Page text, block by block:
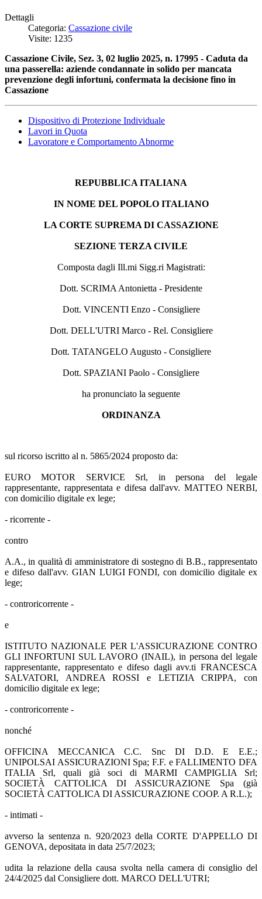
Dettagli
Categoria: Cassazione civile
Visite: 1235
Cassazione Civile, Sez. 3, 02 luglio 2025, n. 17995 - Caduta da
una passerella: aziende condannate in solido per mancata
prevenzione degli infortuni, confermata la decisione fino in
Cassazione
Dispositivo di Protezione Individuale
Lavori in Quota
Lavoratore e Comportamento Abnorme
REPUBBLICA ITALIANA
IN NOME DEL POPOLO ITALIANO
LA CORTE SUPREMA DI CASSAZIONE
SEZIONE TERZA CIVILE
Composta dagli Ill.mi Sigg.ri Magistrati:
Dott. SCRIMA Antonietta - Presidente
Dott. VINCENTI Enzo - Consigliere
Dott. DELL'UTRI Marco - Rel. Consigliere
Dott. TATANGELO Augusto - Consigliere
Dott. SPAZIANI Paolo - Consigliere
ha pronunciato la seguente
ORDINANZA
sul ricorso iscritto al n. 5865/2024 proposto da:
EURO MOTOR SERVICE Srl, in persona del legale
rappresentante, rappresentata e difesa dall'avv. MATTEO NERBI,
con domicilio digitale ex lege;
- ricorrente -
contro
A.A., in qualità di amministratore di sostegno di B.B., rappresentato
e difeso dall'avv. GIAN LUIGI FONDI, con domicilio digitale ex
lege;
- controricorrente -
e
ISTITUTO NAZIONALE PER L'ASSICURAZIONE CONTRO
GLI INFORTUNI SUL LAVORO (INAIL), in persona del legale
rappresentante, rappresentato e difeso dagli avv.ti FRANCESCA
SALVATORI, ANDREA ROSSI e LETIZIA CRIPPA, con
domicilio digitale ex lege;
- controricorrente -
nonché
OFFICINA MECCANICA C.C. Snc DI D.D. E E.E.;
UNIPOLSAI ASSICURAZIONI Spa; F.F. e FALLIMENTO DFA
ITALIA Srl, quali già soci di MARMI CAMPIGLIA Srl;
SOCIETÀ CATTOLICA DI ASSICURAZIONE Spa (già
SOCIETÀ CATTOLICA DI ASSICURAZIONE COOP. A R.L.);
- intimati -
avverso la sentenza n. 920/2023 della CORTE D'APPELLO DI
GENOVA, depositata in data 25/7/2023;
udita la relazione della causa svolta nella camera di consiglio del
24/4/2025 dal Consigliere dott. MARCO DELL'UTRI;